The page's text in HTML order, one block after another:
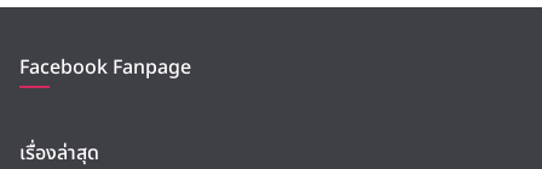
Facebook Fanpage
เรื่องล่าสุด